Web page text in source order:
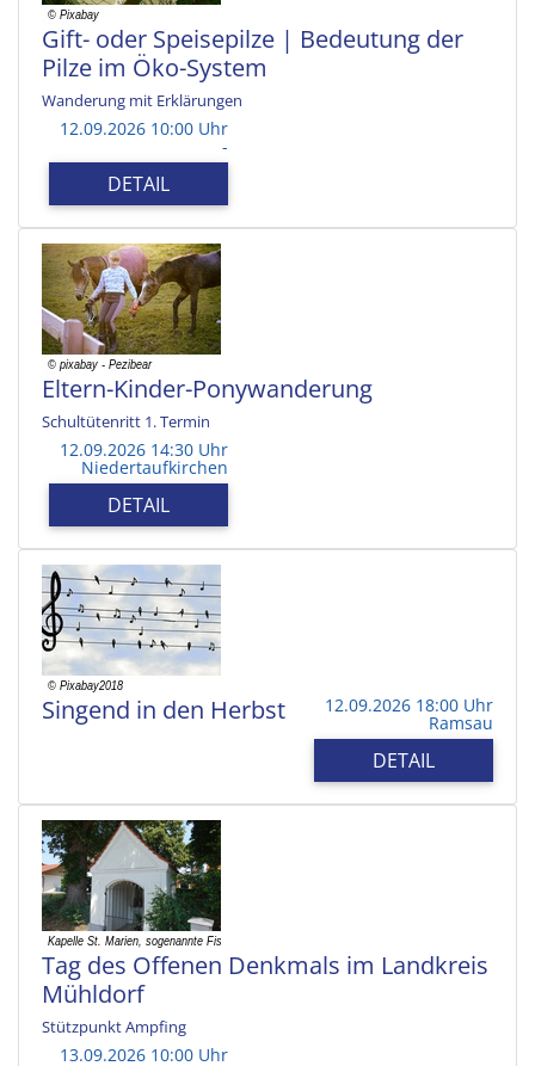
Gift- oder Speisepilze | Bedeutung der
Pilze im Öko-System
Wanderung mit Erklärungen
12.09.2026 10:00 Uhr
-
DETAIL
Eltern-Kinder-Ponywanderung
Schultütenritt 1. Termin
12.09.2026 14:30 Uhr
Niedertaufkirchen
DETAIL
Singend in den Herbst 12.09.2026 18:00 Uhr
Ramsau
DETAIL
Tag des Offenen Denkmals im Landkreis
Mühldorf
Stützpunkt Ampfing
13.09.2026 10:00 Uhr